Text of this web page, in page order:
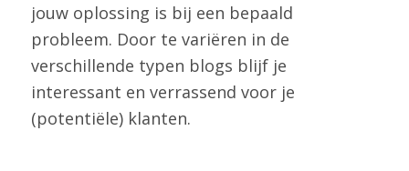
jouw oplossing is bij een bepaald
probleem. Door te variëren in de
verschillende typen blogs blijf je
interessant en verrassend voor je
(potentiële) klanten.